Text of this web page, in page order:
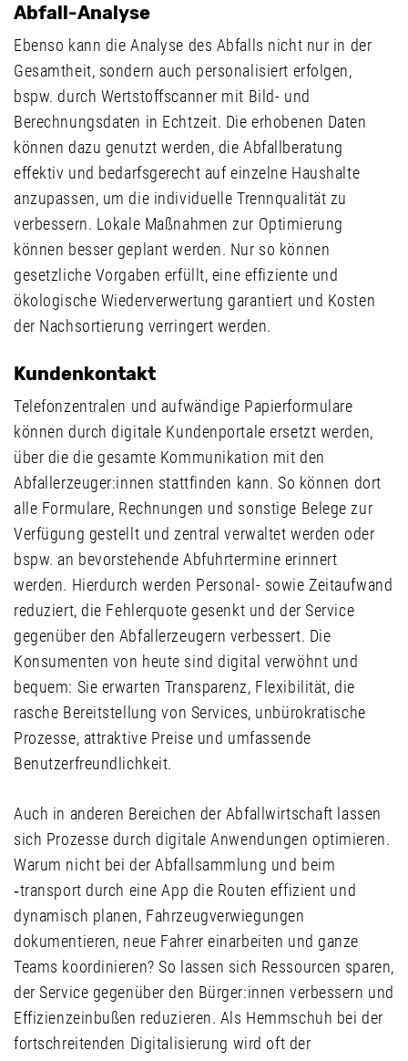
Abfall-Analyse
Ebenso kann die Analyse des Abfalls nicht nur in der
Gesamtheit, sondern auch personalisiert erfolgen,
bspw. durch Wertstoffscanner mit Bild- und
Berechnungsdaten in Echtzeit. Die erhobenen Daten
können dazu genutzt werden, die Abfallberatung
effektiv und bedarfsgerecht auf einzelne Haushalte
anzupassen, um die individuelle Trennqualität zu
verbessern. Lokale Maßnahmen zur Optimierung
können besser geplant werden. Nur so können
gesetzliche Vorgaben erfüllt, eine effiziente und
ökologische Wiederverwertung garantiert und Kosten
der Nachsortierung verringert werden.
Kundenkontakt
Telefonzentralen und aufwändige Papierformulare
können durch digitale Kundenportale ersetzt werden,
über die die gesamte Kommunikation mit den
Abfallerzeuger:innen stattfinden kann. So können dort
alle Formulare, Rechnungen und sonstige Belege zur
Verfügung gestellt und zentral verwaltet werden oder
bspw. an bevorstehende Abfuhrtermine erinnert
werden. Hierdurch werden Personal- sowie Zeitaufwand
reduziert, die Fehlerquote gesenkt und der Service
gegenüber den Abfallerzeugern verbessert. Die
Konsumenten von heute sind digital verwöhnt und
bequem: Sie erwarten Transparenz, Flexibilität, die
rasche Bereitstellung von Services, unbürokratische
Prozesse, attraktive Preise und umfassende
Benutzerfreundlichkeit.
Auch in anderen Bereichen der Abfallwirtschaft lassen
sich Prozesse durch digitale Anwendungen optimieren.
Warum nicht bei der Abfallsammlung und beim
‑transport durch eine App die Routen effizient und
dynamisch planen, Fahrzeugverwiegungen
dokumentieren, neue Fahrer einarbeiten und ganze
Teams koordinieren? So lassen sich Ressourcen sparen,
der Service gegenüber den Bürger:innen verbessern und
Effizienzeinbußen reduzieren. Als Hemmschuh bei der
fortschreitenden Digitalisierung wird oft der